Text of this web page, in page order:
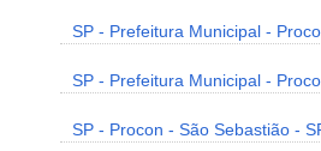
SP - Prefeitura Municipal -
SP - Prefeitura Municipal -
SP - Procon - São Sebastião -